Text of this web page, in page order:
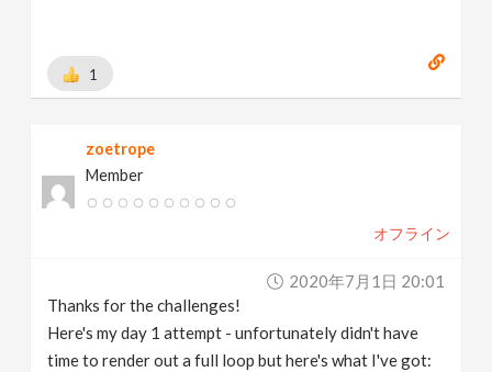
1
zoetrope
Member
オフライン
2020年7月1日 20:01
Thanks for the challenges!
Here's my day 1 attempt - unfortunately didn't have
time to render out a full loop but here's what I've got: